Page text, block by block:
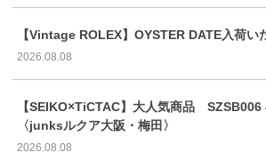
【Vintage ROLEX】OYSTER DATE入荷い
2026.08.08
【SEIKO×TiCTAC】大人気商品 SZSB006
〈junksルクア大阪・梅田〉
2026.08.08